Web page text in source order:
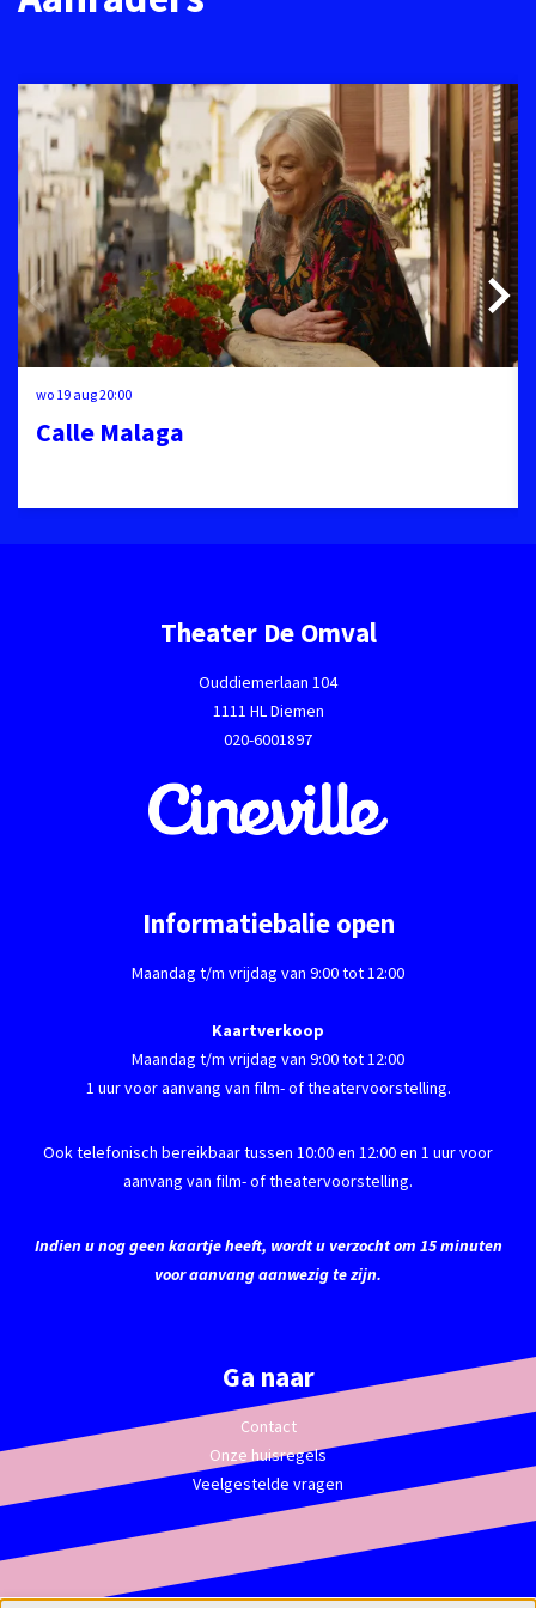
Calle Malaga
wo 19 aug20:00
Theater De Omval
Ouddiemerlaan 104
1111 HL Diemen
020-6001897
Informatiebalie open
Maandag t/m vrijdag van 9:00 tot 12:00
Kaartverkoop
Maandag t/m vrijdag van 9:00 tot 12:00
1 uur voor aanvang van film- of theatervoorstelling.
Ook telefonisch bereikbaar tussen 10:00 en 12:00 en 1 uur voor
aanvang van film- of theatervoorstelling.
Indien u nog geen kaartje heeft, wordt u verzocht om 15 minuten
voor aanvang aanwezig te zijn.
Ga naar
Contact
Onze huisregels
Veelgestelde vragen